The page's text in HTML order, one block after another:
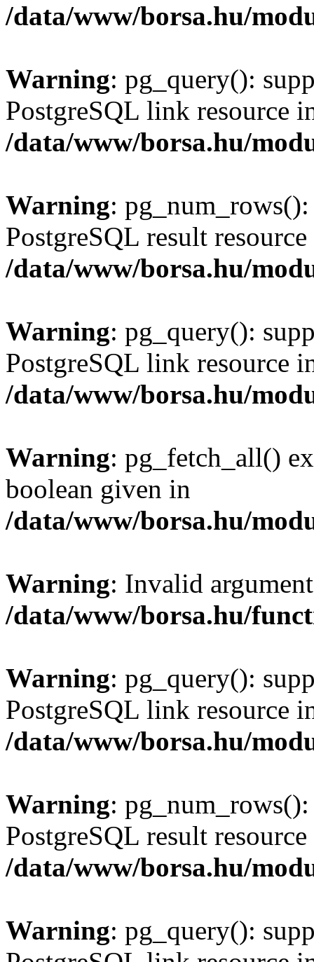
/data/www/borsa.hu/
Warning: pg_query():
PostgreSQL link resource
/data/www/borsa.hu/
Warning:
PostgreSQL result
/data/www/borsa.hu/
Warning: pg_query():
PostgreSQL link resource
/data/www/borsa.hu/
Warning: pg_fetch_all()
boolean given in
/data/www/borsa.hu/
Warning: Invalid
/data/www/borsa.hu/
Warning: pg_query():
PostgreSQL link resource
/data/www/borsa.hu/
Warning:
PostgreSQL result
/data/www/borsa.hu/
Warning: pg_query():